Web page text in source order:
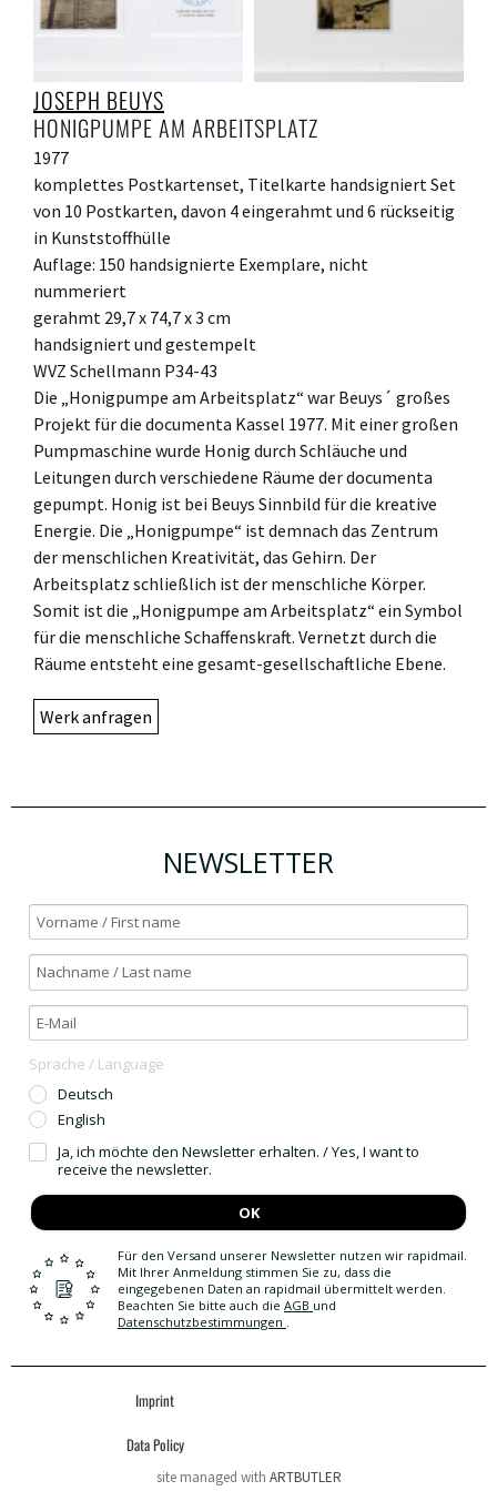
JOSEPH BEUYS
HONIGPUMPE AM ARBEITSPLATZ
1977
komplettes Postkartenset, Titelkarte handsigniert Set
von 10 Postkarten, davon 4 eingerahmt und 6 rückseitig
in Kunststoffhülle
Auflage: 150 handsignierte Exemplare, nicht
nummeriert
gerahmt 29,7 x 74,7 x 3 cm
handsigniert und gestempelt
WVZ Schellmann P34-43
Die „Honigpumpe am Arbeitsplatz“ war Beuys´ großes
Projekt für die documenta Kassel 1977. Mit einer großen
Pumpmaschine wurde Honig durch Schläuche und
Leitungen durch verschiedene Räume der documenta
gepumpt. Honig ist bei Beuys Sinnbild für die kreative
Energie. Die „Honigpumpe“ ist demnach das Zentrum
der menschlichen Kreativität, das Gehirn. Der
Arbeitsplatz schließlich ist der menschliche Körper.
Somit ist die „Honigpumpe am Arbeitsplatz“ ein Symbol
für die menschliche Schaffenskraft. Vernetzt durch die
Räume entsteht eine gesamt-gesellschaftliche Ebene.
Werk anfragen
NEWSLETTER
Sprache / Language
Deutsch
English
Ja, ich möchte den Newsletter erhalten. / Yes, I want to
receive the newsletter.
OK
Für den Versand unserer Newsletter nutzen wir rapidmail.
Mit Ihrer Anmeldung stimmen Sie zu, dass die
eingegebenen Daten an rapidmail übermittelt werden.
Beachten Sie bitte auch die AGB und
Datenschutzbestimmungen .
Imprint
Data Policy
site managed with ARTBUTLER